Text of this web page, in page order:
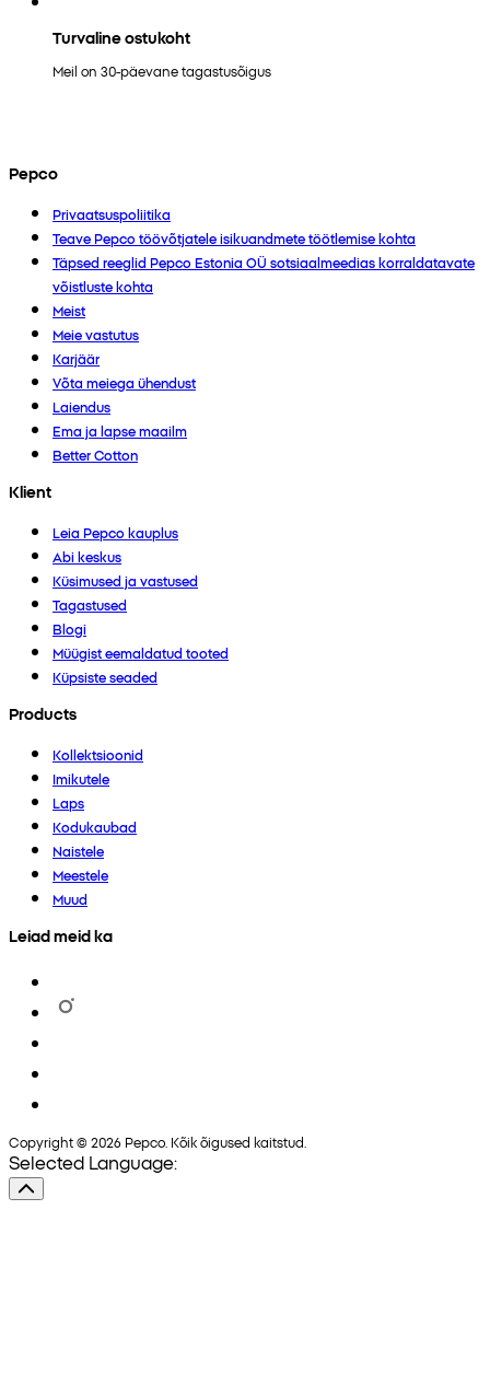
Turvaline ostukoht
Meil on 30-päevane tagastusõigus
Pepco
Privaatsuspoliitika
Teave Pepco töövõtjatele isikuandmete töötlemise kohta
Täpsed reeglid Pepco Estonia OÜ sotsiaalmeedias korraldatavate
võistluste kohta
Meist
Meie vastutus
Karjäär
Võta meiega ühendust
Laiendus
Ema ja lapse maailm
Better Cotton
Klient
Leia Pepco kauplus
Abi keskus
Küsimused ja vastused
Tagastused
Blogi
Müügist eemaldatud tooted
Küpsiste seaded
Products
Kollektsioonid
Imikutele
Laps
Kodukaubad
Naistele
Meestele
Muud
Leiad meid ka
Copyright © 2026 Pepco. Kõik õigused kaitstud.
Selected Language: